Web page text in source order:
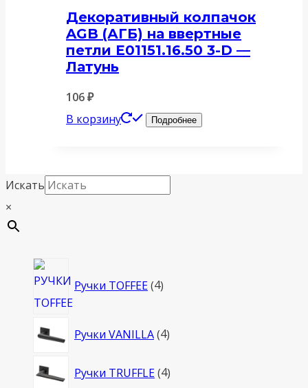
Декоративный колпачок
AGB (АГБ) на ввертные
петли E01151.16.50 3-D —
Латунь
106₽
В корзину
Подробнее
Искать
×
Ручки TOFFEE 4товара
Ручки VANILLA 44
Ручки TRUFFLE 44